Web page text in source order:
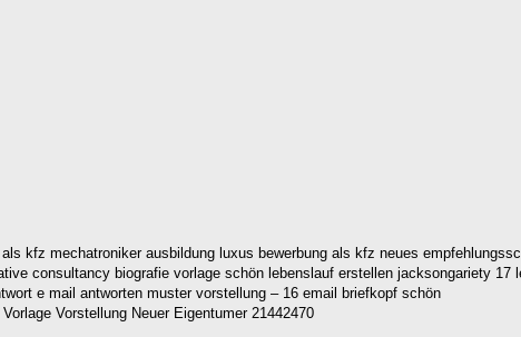
kfz mechatroniker ausbildung luxus bewerbung als kfz neues
consultancy biografie vorlage schön lebenslauf erstellen jacksongariety
Vorstellung Neuer Eigentumer 21442470